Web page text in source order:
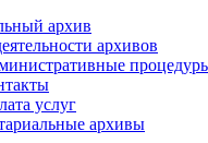
архив
архивов
услуг
архивы